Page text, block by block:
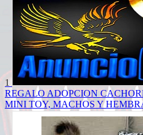
1
REGALO ADOPCION
MINI TOY, MACHOS Y